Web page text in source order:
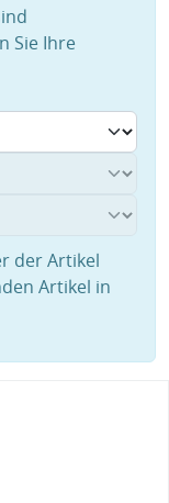
Sie Ihre
der Artikel
Artikel in